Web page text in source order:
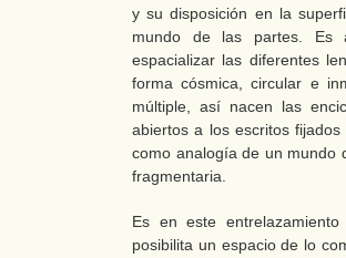
y su disposición en la
mundo de las partes. Es
espacializar las diferentes
forma cósmica, circular e
múltiple, así nacen las
abiertos a los escritos
como analogía de un mundo
fragmentaria.
Es en este
posibilita un espacio de lo